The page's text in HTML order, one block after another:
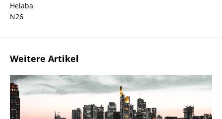
Helaba
N26
Weitere Artikel